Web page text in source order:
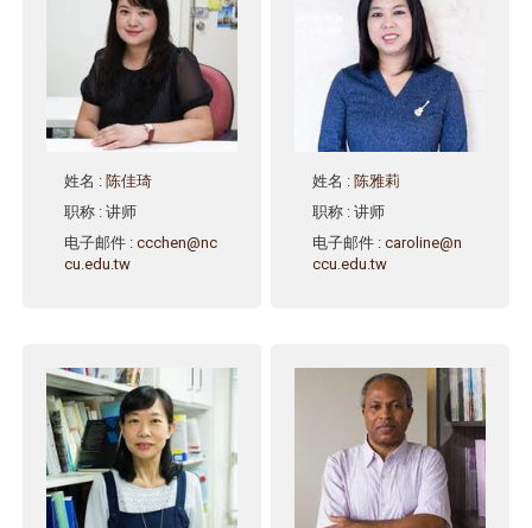
姓名 : 陈佳琦
职称 : 讲师
电子邮件 :ccchen@nc
cu.edu.tw
姓名 : 陈雅莉
职称 : 讲师
电子邮件 :caroline@n
ccu.edu.tw